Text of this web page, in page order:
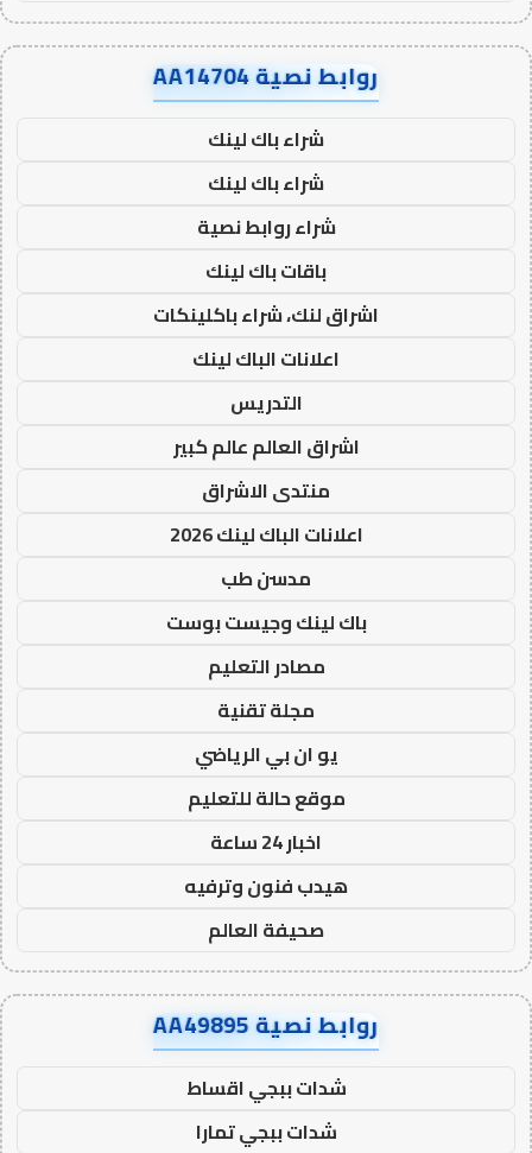
روابط نصية AA14704
شراء باك لينك
شراء باك لينك
شراء روابط نصية
باقات باك لينك
اشراق لنك، شراء باكلينكات
اعلانات الباك لينك
التدريس
اشراق العالم عالم كبير
منتدى الاشراق
اعلانات الباك لينك 2026
مدسن طب
باك لينك وجيست بوست
مصادر التعليم
مجلة تقنية
يو ان بي الرياضي
موقع حالة للتعليم
اخبار 24 ساعة
هيدب فنون وترفيه
صحيفة العالم
روابط نصية AA49895
شدات ببجي اقساط
شدات ببجي تمارا